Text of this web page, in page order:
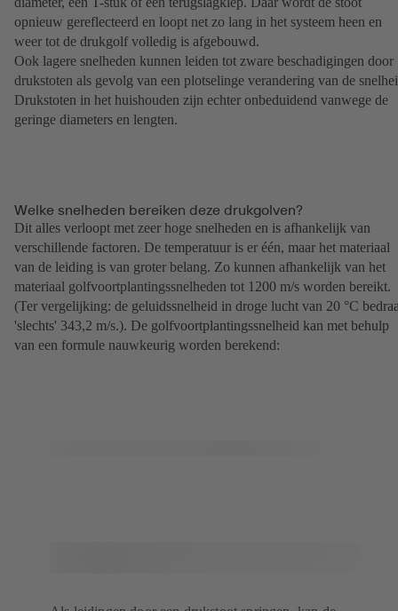
opnieuw gereflecteerd en loopt net zo lang in het systeem heen en
weer tot de drukgolf volledig is afgebouwd.
Ook lagere snelheden kunnen leiden tot zware beschadigingen door
drukstoten als gevolg van een plotselinge verandering van de
Drukstoten in het huishouden zijn echter onbeduidend vanwege de
geringe diameters en lengten.
Welke snelheden bereiken deze drukgolven?
Dit alles verloopt met zeer hoge snelheden en is afhankelijk van
verschillende factoren. De temperatuur is er één, maar het materiaal
van de leiding is van groter belang. Zo kunnen afhankelijk van het
materiaal golfvoortplantingssnelheden tot 1200 m/s worden bereikt.
(Ter vergelijking: de geluidssnelheid in droge lucht van 20 °C
'slechts' 343,2 m/s.). De golfvoortplantingssnelheid kan met behulp
van een formule nauwkeurig worden berekend: